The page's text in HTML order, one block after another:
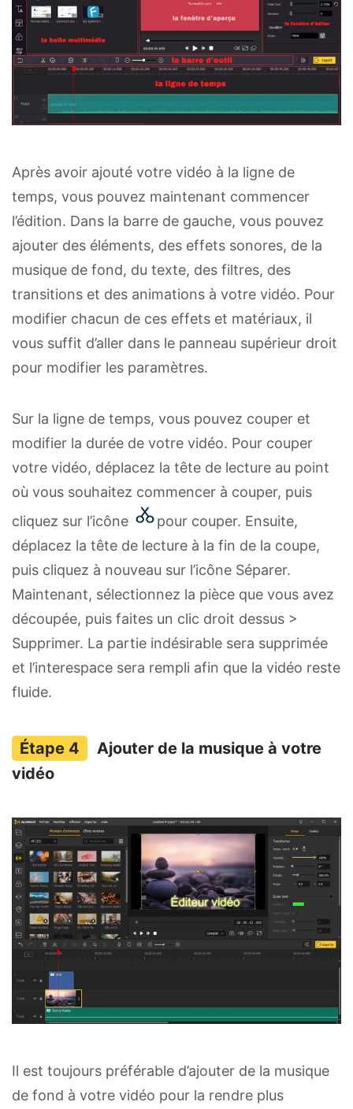
Après avoir ajouté votre vidéo à la ligne de
temps, vous pouvez maintenant commencer
l’édition. Dans la barre de gauche, vous pouvez
ajouter des éléments, des effets sonores, de la
musique de fond, du texte, des filtres, des
transitions et des animations à votre vidéo. Pour
modifier chacun de ces effets et matériaux, il
vous suffit d’aller dans le panneau supérieur droit
pour modifier les paramètres.
Sur la ligne de temps, vous pouvez couper et
modifier la durée de votre vidéo. Pour couper
votre vidéo, déplacez la tête de lecture au point
où vous souhaitez commencer à couper, puis
cliquez sur l’icône
pour couper. Ensuite,
déplacez la tête de lecture à la fin de la coupe,
puis cliquez à nouveau sur l’icône Séparer.
Maintenant, sélectionnez la pièce que vous avez
découpée, puis faites un clic droit dessus >
Supprimer. La partie indésirable sera supprimée
et l’interespace sera rempli afin que la vidéo reste
fluide.
Ajouter de la musique à votre
vidéo
Il est toujours préférable d’ajouter de la musique
de fond à votre vidéo pour la rendre plus